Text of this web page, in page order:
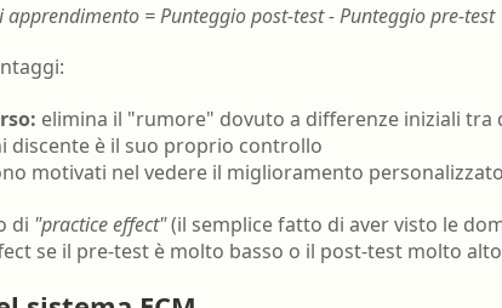
apprendimento = Punteggio post-test - Punteggio pre-test
elimina il "rumore" dovuto a differenze iniziali tra
discente è il suo proprio controllo
motivati nel vedere il miglioramento personalizzato
di "practice effect"(il semplice fatto di aver visto le
se il pre-test è molto basso o il post-test molto